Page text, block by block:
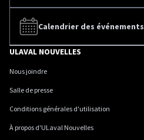
Calendrier des événements
ULAVAL NOUVELLES
Nous joindre
Salle de presse
Conditions générales d'utilisation
À propos d'ULaval Nouvelles